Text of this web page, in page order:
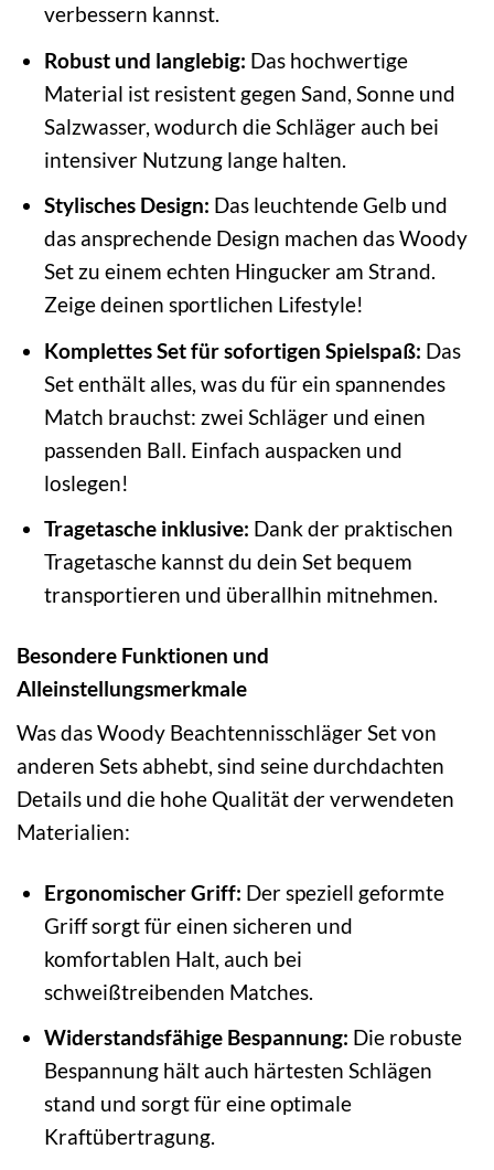
verbessern kannst.
Robust und langlebig: Das hochwertige
Material ist resistent gegen Sand, Sonne und
Salzwasser, wodurch die Schläger auch bei
intensiver Nutzung lange halten.
Stylisches Design: Das leuchtende Gelb und
das ansprechende Design machen das Woody
Set zu einem echten Hingucker am Strand.
Zeige deinen sportlichen Lifestyle!
Komplettes Set für sofortigen Spielspaß: Das
Set enthält alles, was du für ein spannendes
Match brauchst: zwei Schläger und einen
passenden Ball. Einfach auspacken und
loslegen!
Tragetasche inklusive: Dank der praktischen
Tragetasche kannst du dein Set bequem
transportieren und überallhin mitnehmen.
Besondere Funktionen und
Alleinstellungsmerkmale
Was das Woody Beachtennisschläger Set von
anderen Sets abhebt, sind seine durchdachten
Details und die hohe Qualität der verwendeten
Materialien:
Ergonomischer Griff: Der speziell geformte
Griff sorgt für einen sicheren und
komfortablen Halt, auch bei
schweißtreibenden Matches.
Widerstandsfähige Bespannung: Die robuste
Bespannung hält auch härtesten Schlägen
stand und sorgt für eine optimale
Kraftübertragung.